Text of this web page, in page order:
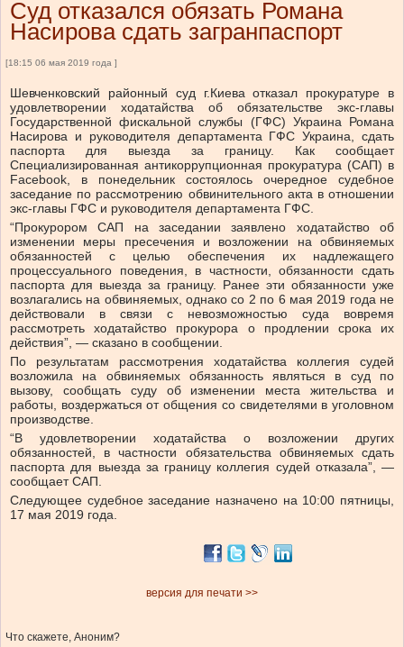
Суд отказался обязать Романа
Насирова сдать загранпаспорт
[18:15 06 мая 2019 года ]
Шевченковский районный суд г.Киева отказал прокуратуре в
удовлетворении ходатайства об обязательстве экс-главы
Государственной фискальной службы (ГФС) Украина Романа
Насирова и руководителя департамента ГФС Украина, сдать
паспорта для выезда за границу. Как сообщает
Специализированная антикоррупционная прокуратура (САП) в
Facebook, в понедельник состоялось очередное судебное
заседание по рассмотрению обвинительного акта в отношении
экс-главы ГФС и руководителя департамента ГФС.
“Прокурором САП на заседании заявлено ходатайство об
изменении меры пресечения и возложении на обвиняемых
обязанностей с целью обеспечения их надлежащего
процессуального поведения, в частности, обязанности сдать
паспорта для выезда за границу. Ранее эти обязанности уже
возлагались на обвиняемых, однако со 2 по 6 мая 2019 года не
действовали в связи с невозможностью суда вовремя
рассмотреть ходатайство прокурора о продлении срока их
действия”, — сказано в сообщении.
По результатам рассмотрения ходатайства коллегия судей
возложила на обвиняемых обязанность являться в суд по
вызову, сообщать суду об изменении места жительства и
работы, воздержаться от общения со свидетелями в уголовном
производстве.
“В удовлетворении ходатайства о возложении других
обязанностей, в частности обязательства обвиняемых сдать
паспорта для выезда за границу коллегия судей отказала”, —
сообщает САП.
Следующее судебное заседание назначено на 10:00 пятницы,
17 мая 2019 года.
версия для печати >>
Что скажете, Аноним?